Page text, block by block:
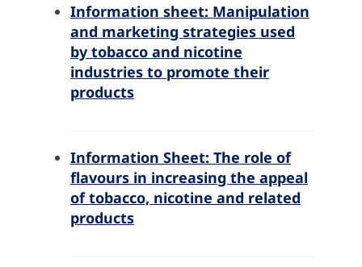
Information sheet: Manipulation
and marketing strategies used
by tobacco and nicotine
industries to promote their
products
Information Sheet: The role of
flavours in increasing the appeal
of tobacco, nicotine and related
products